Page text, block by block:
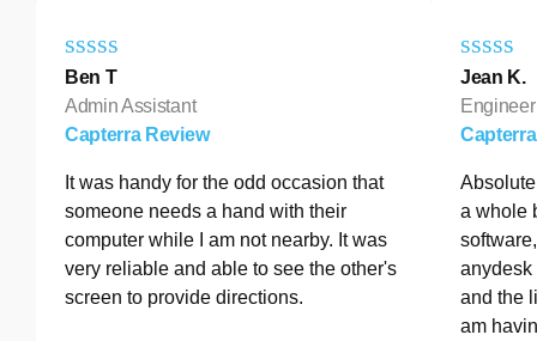
Ben T
Admin Assistant
Capterra Review
It was handy for the odd occasion that
someone needs a hand with their
computer while I am not nearby. It was
very reliable and able to see the other's
screen to provide directions.
Jean K.
Engineer
a whole
anydesk
and the
am